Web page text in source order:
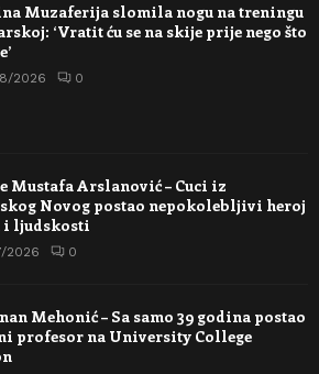
Muzaferija slomila nogu na treningu
‘Vratit ću se na skije prije nego što
2026 0
Mustafa Arslanović – Cuci iz
Novog postao nepokolebljivi heroj
i ljudskosti
2026 0
Mehonić – Sa samo 39 godina postao
profesor na University College